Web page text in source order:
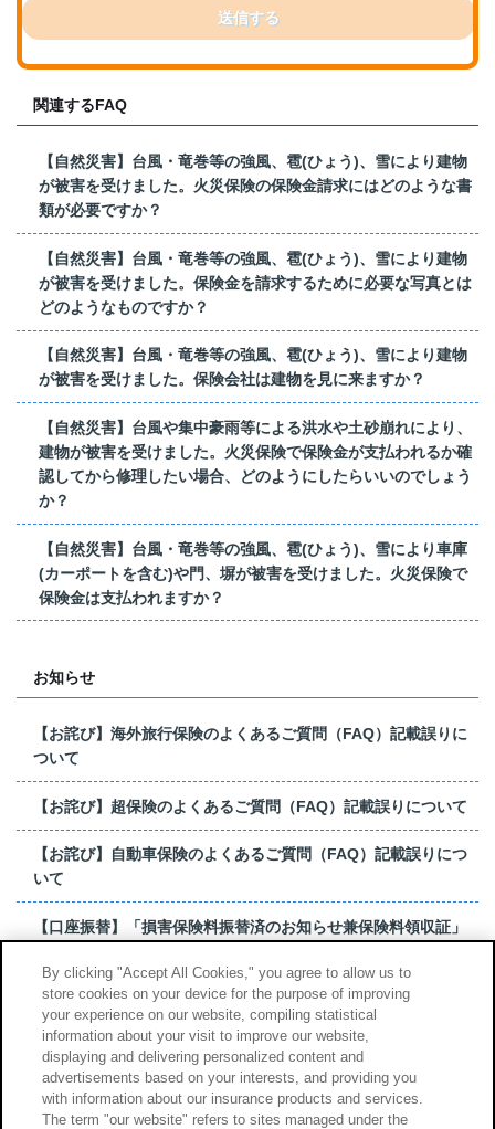
送信する
関連するFAQ
【自然災害】台風・竜巻等の強風、雹(ひょう)、雪により建物
が被害を受けました。火災保険の保険金請求にはどのような書
類が必要ですか？
【自然災害】台風・竜巻等の強風、雹(ひょう)、雪により建物
が被害を受けました。保険金を請求するために必要な写真とは
どのようなものですか？
【自然災害】台風・竜巻等の強風、雹(ひょう)、雪により建物
が被害を受けました。保険会社は建物を見に来ますか？
【自然災害】台風や集中豪雨等による洪水や土砂崩れにより、
建物が被害を受けました。火災保険で保険金が支払われるか確
認してから修理したい場合、どのようにしたらいいのでしょう
か？
【自然災害】台風・竜巻等の強風、雹(ひょう)、雪により車庫
(カーポートを含む)や門、塀が被害を受けました。火災保険で
保険金は支払われますか？
お知らせ
【お詫び】海外旅行保険のよくあるご質問（FAQ）記載誤りに
ついて
【お詫び】超保険のよくあるご質問（FAQ）記載誤りについて
【お詫び】自動車保険のよくあるご質問（FAQ）記載誤りにつ
いて
【口座振替】「損害保険料振替済のお知らせ兼保険料領収証」
【お詫び】超保険のよくあるご質問（FAQ）記載誤りについて
もっと見る
By clicking "Accept All Cookies," you agree to allow us to
store cookies on your device for the purpose of improving
your experience on our website, compiling statistical
information about your visit to improve our website,
displaying and delivering personalized content and
advertisements based on your interests, and providing you
with information about our insurance products and services.
The term "our website" refers to sites managed under the